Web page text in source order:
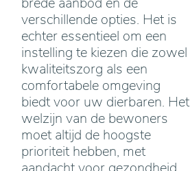
verschillende opties. Het is
echter essentieel om een
instelling te kiezen die zowel
kwaliteitszorg als een
comfortabele omgeving
biedt voor uw dierbaren. Het
welzijn van de bewoners
moet altijd de hoogste
prioriteit hebben, met